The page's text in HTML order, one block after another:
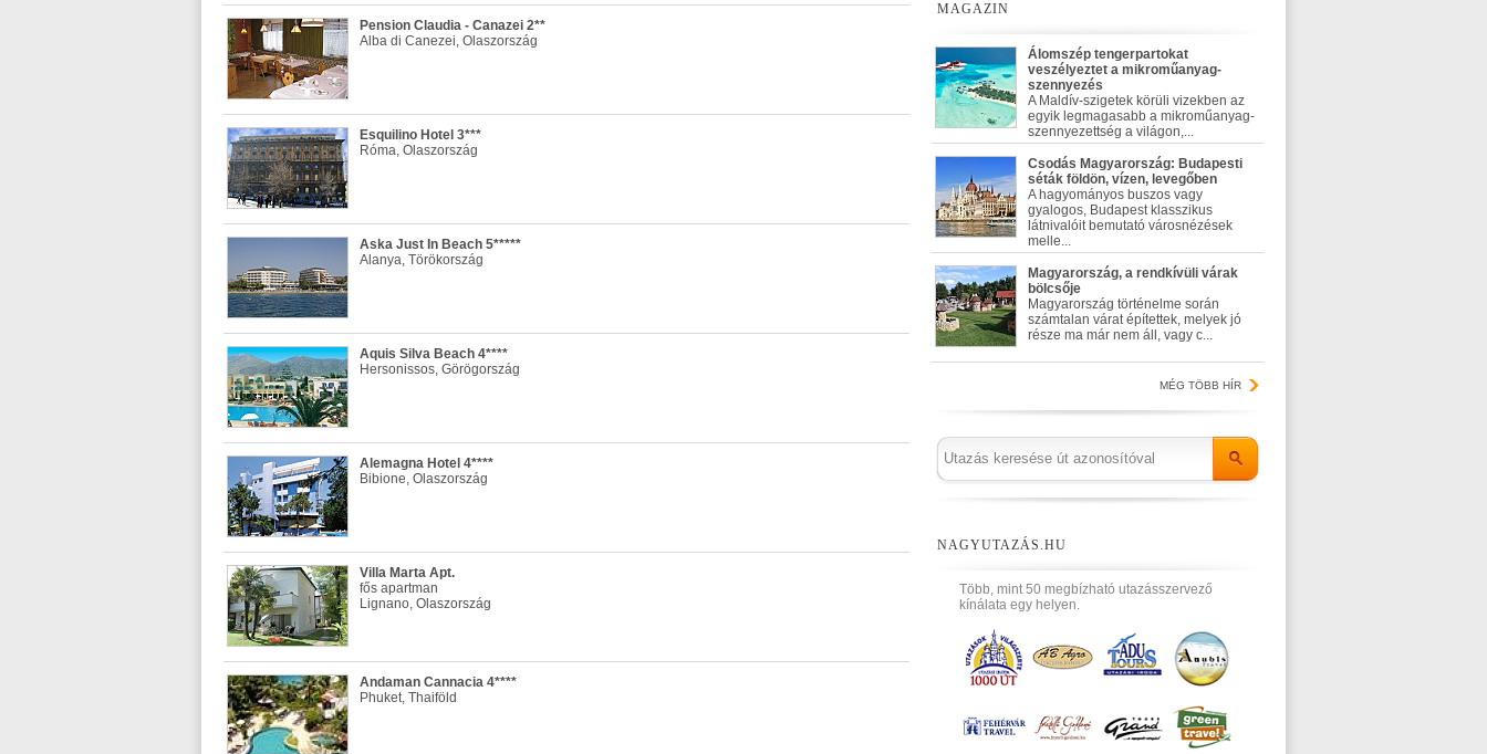
Pension Claudia - Canazei 2**
Alba di Canezei, Olaszország
Esquilino Hotel 3***
Róma, Olaszország
Aska Just In Beach 5*****
Alanya, Törökország
Aquis Silva Beach 4****
Hersonissos, Görögország
Alemagna Hotel 4****
Bibione, Olaszország
Villa Marta Apt.
fős apartman
Lignano, Olaszország
Andaman Cannacia 4****
Phuket, Thaiföld
MAGAZIN
Álomszép tengerpartokat
veszélyeztet a mikroműanyag-
szennyezés
A Maldív-szigetek körüli vizekben az
egyik legmagasabb a mikroműanyag-
szennyezettség a világon,...
Csodás Magyarország: Budapesti
séták földön, vízen, levegőben
A hagyományos buszos vagy
gyalogos, Budapest klasszikus
látnivalóit bemutató városnézések
melle...
Magyarország, a rendkívüli várak
bölcsője
Magyarország történelme során
számtalan várat építettek, melyek jó
része ma már nem áll, vagy c...
MÉG TÖBB HÍR
NAGYUTAZÁS.HU
Több, mint 50 megbízható utazásszervező
kínálata egy helyen.